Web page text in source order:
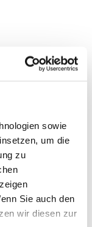
sowie
um die
zu
Sie auch den
wir diesen zur